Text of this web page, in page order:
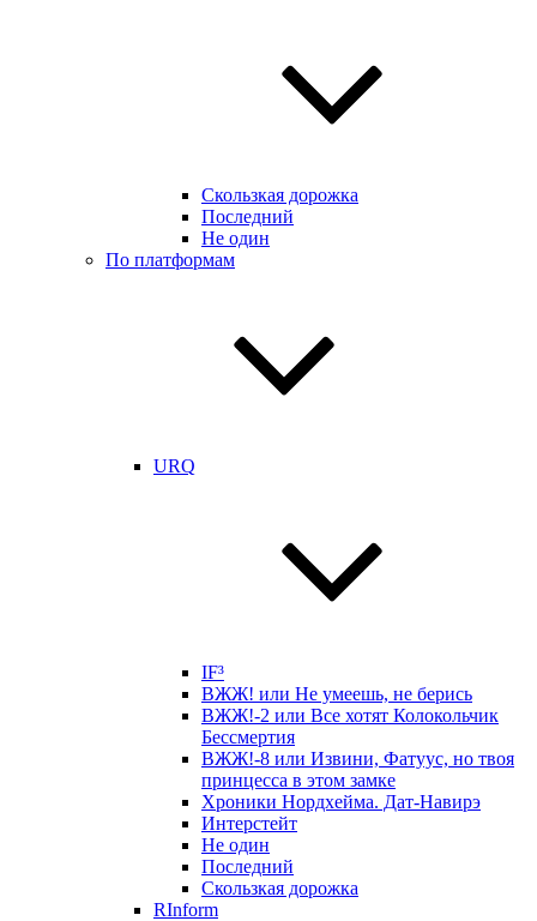
Скользкая дорожка
Последний
Не один
По платформам
URQ
IF³
ВЖЖ! или Не умеешь, не берись
ВЖЖ!-2 или Все хотят Колокольчик
Бессмертия
ВЖЖ!-8 или Извини, Фатуус, но твоя
принцесса в этом замке
Хроники Нордхейма. Дат-Навирэ
Интерстейт
Не один
Последний
Скользкая дорожка
RInform